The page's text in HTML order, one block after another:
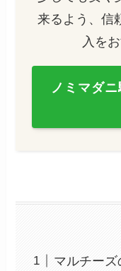
来るよう、信
入を
ノミマダ
マルチーズ